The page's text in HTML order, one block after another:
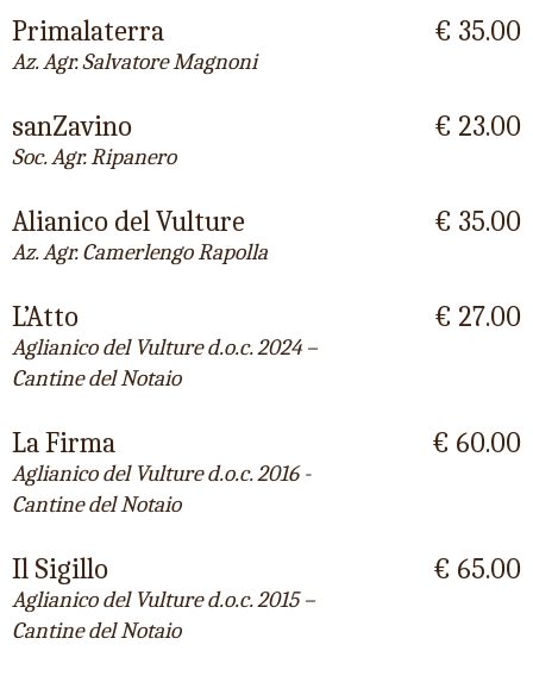
Primalaterra
Az. Agr. Salvatore Magnoni
€ 35.00
sanZavino
Soc. Agr. Ripanero
€ 23.00
Alianico del Vulture
Az. Agr. Camerlengo Rapolla
€ 35.00
L’Atto
Aglianico del Vulture d.o.c. 2024 –
Cantine del Notaio
€ 27.00
La Firma
Aglianico del Vulture d.o.c. 2016 -
Cantine del Notaio
€ 60.00
Il Sigillo
Aglianico del Vulture d.o.c. 2015 –
Cantine del Notaio
€ 65.00